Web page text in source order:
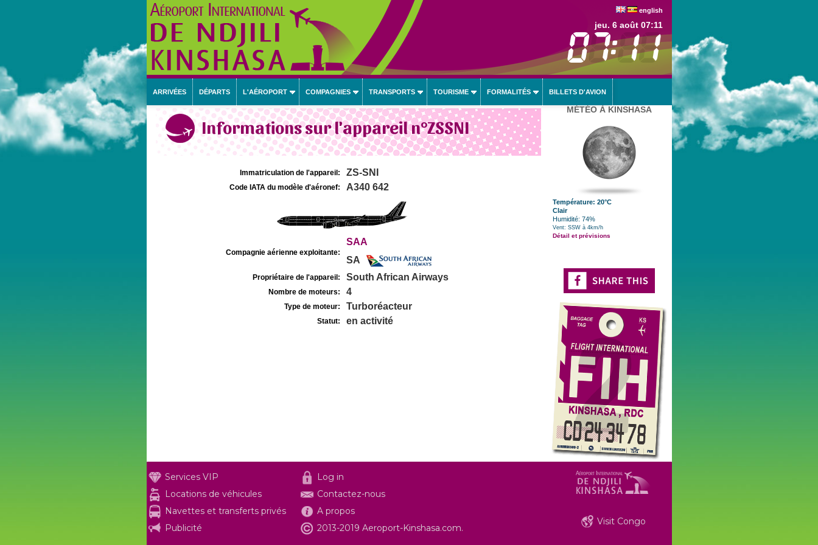
english
jeu. 6 août 07:11
ARRIVÉES DÉPARTS L'AÉROPORT COMPAGNIES TRANSPORTS TOURISME FORMALITÉS BILLETS D'AVION
Informations sur l'appareil n°ZSSNI
Immatriculation de l'appareil: ZS-SNI
Code IATA du modèle d'aéronef: A340 642
Compagnie aérienne exploitante:
SAA
SA
Propriétaire de l'appareil: South African Airways
Nombre de moteurs: 4
Type de moteur: Turboréacteur
Statut: en activité
MÉTÉO À KINSHASA
Température: 20°C
Clair
Humidité: 74%
Vent: SSW à 4km/h
Détail et prévisions
Services VIP
Locations de véhicules
Navettes et transferts privés
Publicité
Log in
Contactez-nous
A propos
2013-2019 Aeroport-Kinshasa.com.
Visit Congo